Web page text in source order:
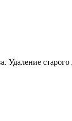
Удаление